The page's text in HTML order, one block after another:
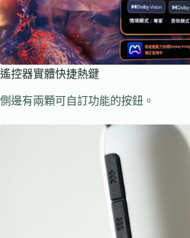
遙控器實體快捷熱鍵
側邊有兩顆可自訂功能的按鈕。